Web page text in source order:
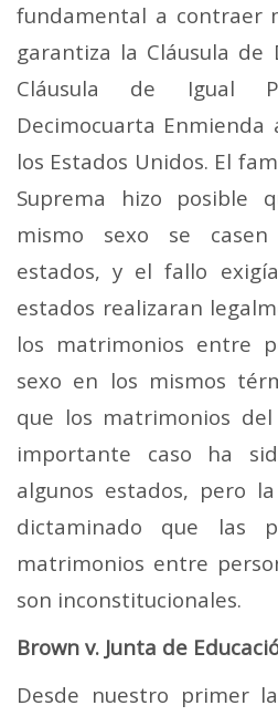
fundamental a contraer
garantiza la Cláusula de
Cláusula de Igual
Decimocuarta
los Estados Unidos. El
Suprema hizo posible
mismo sexo se
estados, y el fallo
estados realizaran
los matrimonios entre
sexo en los mismos
que los matrimonios del
importante caso ha
algunos estados, pero
dictaminado que las
matrimonios entre
son inconstitucionales.
Brown v. Junta de
Desde nuestro primer